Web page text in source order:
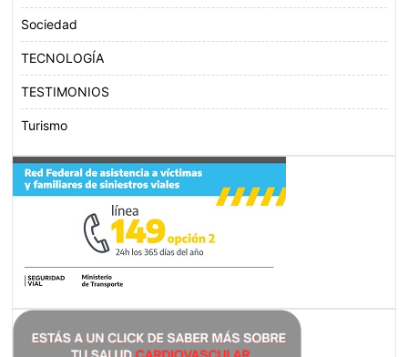
Sociedad
TECNOLOGÍA
TESTIMONIOS
Turismo